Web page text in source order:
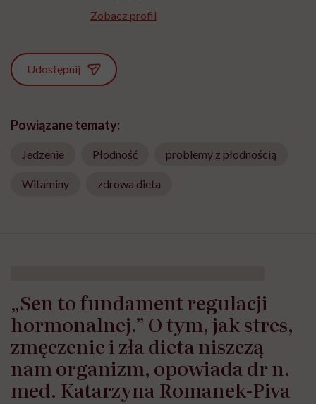
Zobacz profil
Udostępnij
Powiązane tematy:
Jedzenie Płodność problemy z płodnością
Witaminy zdrowa dieta
„Sen to fundament regulacji
hormonalnej.” O tym, jak stres,
zmęczenie i zła dieta niszczą
nam organizm, opowiada dr n.
med. Katarzyna Romanek-Piva